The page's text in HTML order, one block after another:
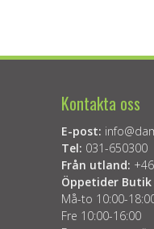
Kontakta oss
E-post:
Tel: 031-650300
Från utland:
Öppetider Butik
Må-to 10:00-
Fre 10:00-16:00